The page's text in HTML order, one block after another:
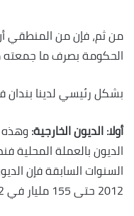
من ثم، فإن من المنطقي
الحكومة بصرف ما جمعته
بشكل رئيسي لدينا
أولا: الديون الخارجية: وهذه
الديون بالعملة المحلية
2012 حتى 155 مليار في 2022، بزيادة قدرها 120 مليار دولار.